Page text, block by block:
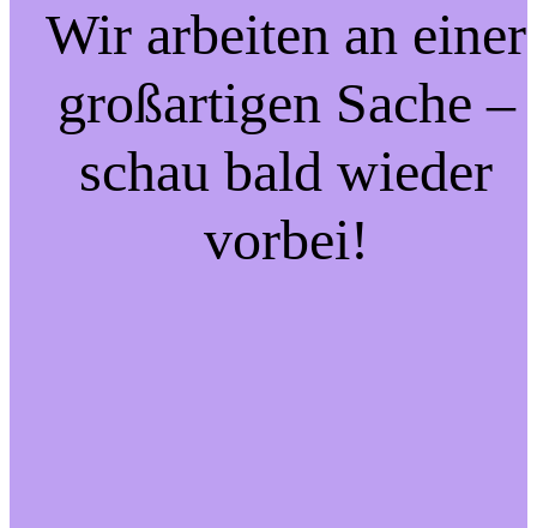
Wir arbeiten an einer
großartigen Sache –
schau bald wieder
vorbei!